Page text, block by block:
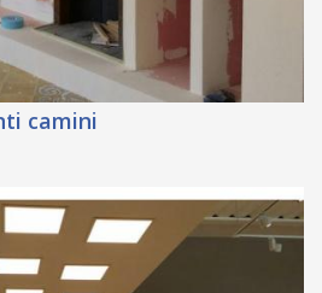
camini